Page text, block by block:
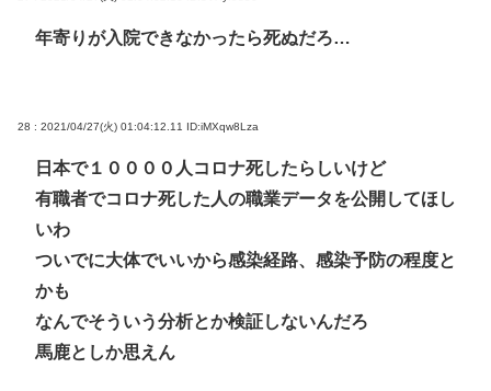
年寄りが入院できなかったら死ぬだろ…
28 : 2021/04/27(火) 01:04:12.11 ID:iMXqw8Lza
日本で１００００人コロナ死したらしいけど
有職者でコロナ死した人の職業データを公開してほし
いわ
ついでに大体でいいから感染経路、感染予防の程度と
かも
なんでそういう分析とか検証しないんだろ
馬鹿としか思えん